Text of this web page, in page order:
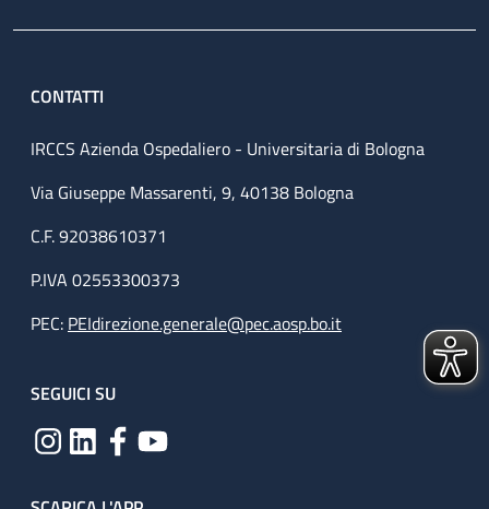
CONTATTI
IRCCS Azienda Ospedaliero - Universitaria di Bologna
Via Giuseppe Massarenti, 9, 40138 Bologna
C.F. 92038610371
P.IVA 02553300373
PEC: PEIdirezione.generale@pec.aosp.bo.it
SEGUICI SU